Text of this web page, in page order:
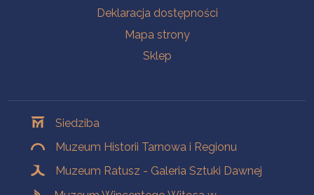
Deklaracja dostępności
Mapa strony
Sklep
Siedziba
Muzeum Historii Tarnowa i Regionu
Muzeum Ratusz - Galeria Sztuki Dawnej